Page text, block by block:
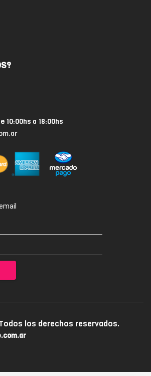
10:00hs a 18:00hs
los derechos reservados.